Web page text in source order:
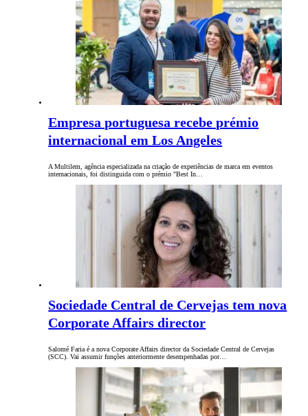
Empresa portuguesa recebe prémio
internacional em Los Angeles
A Multilem, agência especializada na criação de experiências de marca em eventos
internacionais, foi distinguida com o prémio "Best In…
Sociedade Central de Cervejas tem nova
Corporate Affairs director
Salomé Faria é a nova Corporate Affairs director da Sociedade Central de Cervejas
(SCC). Vai assumir funções anteriormente desempenhadas por…